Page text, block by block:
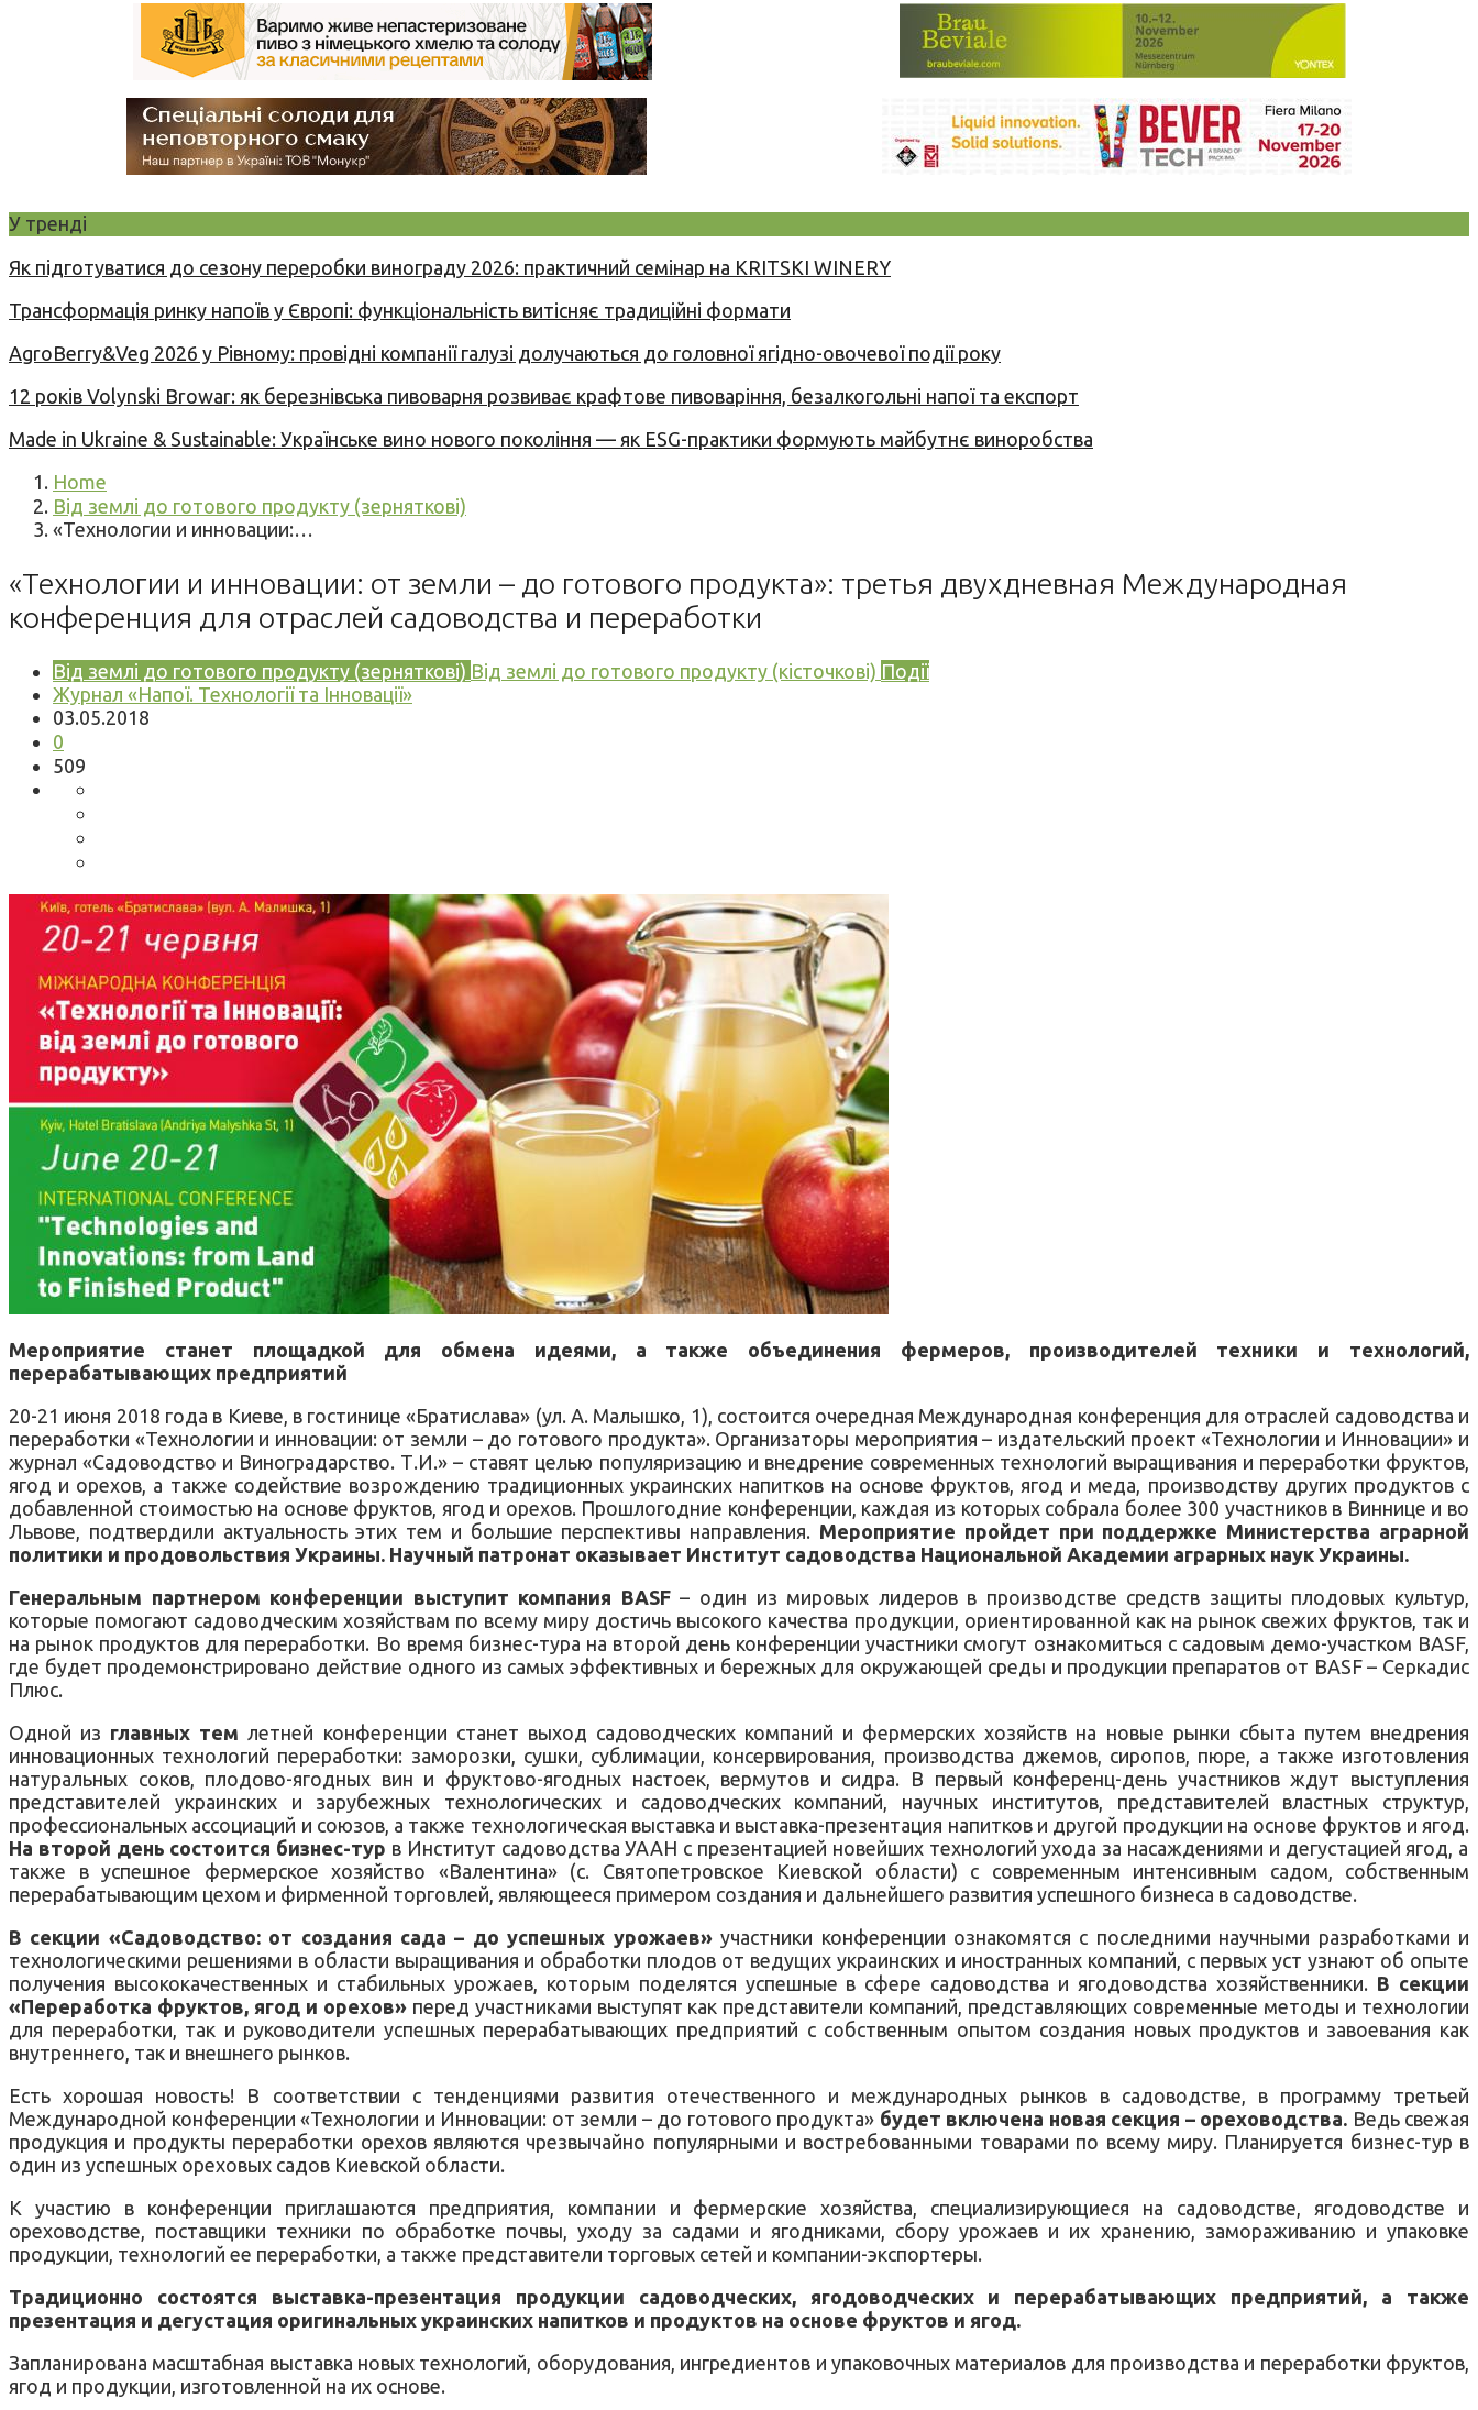
У тренді
Як підготуватися до сезону переробки винограду 2026: практичний семінар на KRITSKI WINERY
Трансформація ринку напоїв у Європі: функціональність витісняє традиційні формати
AgroBerry&Veg 2026 у Рівному: провідні компанії галузі долучаються до головної ягідно-овочевої події року
12 років Volynski Browar: як березнівська пивоварня розвиває крафтове пивоваріння, безалкогольні напої та експорт
Made in Ukraine & Sustainable: Українське вино нового покоління — як ESG-практики формують майбутнє виноробства
Home
Від землі до готового продукту (зерняткові)
«Технологии и инновации:…
«Технологии и инновации: от земли – до готового продукта»: третья двухдневная Международная
конференция для отраслей садоводства и переработки
Від землі до готового продукту (зерняткові) Від землі до готового продукту (кісточкові) Події
Журнал «Напої. Технології та Інновації»
03.05.2018
0
509
Мероприятие станет площадкой для обмена идеями, а также объединения фермеров, производителей техники и технологий,
перерабатывающих предприятий
20-21 июня 2018 года в Киеве, в гостинице «Братислава» (ул. А. Малышко, 1), состоится очередная Международная конференция для отраслей садоводства и
переработки «Технологии и инновации: от земли – до готового продукта». Организаторы мероприятия – издательский проект «Технологии и Инновации» и
журнал «Садоводство и Виноградарство. Т.И.» – ставят целью популяризацию и внедрение современных технологий выращивания и переработки фруктов,
ягод и орехов, а также содействие возрождению традиционных украинских напитков на основе фруктов, ягод и меда, производству других продуктов с
добавленной стоимостью на основе фруктов, ягод и орехов. Прошлогодние конференции, каждая из которых собрала более 300 участников в Виннице и во
Львове, подтвердили актуальность этих тем и большие перспективы направления. Мероприятие пройдет при поддержке Министерства аграрной
политики и продовольствия Украины. Научный патронат оказывает Институт садоводства Национальной Академии аграрных наук Украины.
Генеральным партнером конференции выступит компания BASF– один из мировых лидеров в производстве средств защиты плодовых культур,
которые помогают садоводческим хозяйствам по всему миру достичь высокого качества продукции, ориентированной как на рынок свежих фруктов, так и
на рынок продуктов для переработки. Во время бизнес-тура на второй день конференции участники смогут ознакомиться с садовым демо-участком BASF,
где будет продемонстрировано действие одного из самых эффективных и бережных для окружающей среды и продукции препаратов от BASF – Серкадис
Плюс.
Одной из главных тем летней конференции станет выход садоводческих компаний и фермерских хозяйств на новые рынки сбыта путем внедрения
инновационных технологий переработки: заморозки, сушки, сублимации, консервирования, производства джемов, сиропов, пюре, а также изготовления
натуральных соков, плодово-ягодных вин и фруктово-ягодных настоек, вермутов и сидра. В первый конференц-день участников ждут выступления
представителей украинских и зарубежных технологических и садоводческих компаний, научных институтов, представителей властных структур,
профессиональных ассоциаций и союзов, а также технологическая выставка и выставка-презентация напитков и другой продукции на основе фруктов и ягод.
На второй день состоится бизнес-тур в Институт садоводства УААН с презентацией новейших технологий ухода за насаждениями и дегустацией ягод, а
также в успешное фермерское хозяйство «Валентина» (с. Святопетровское Киевской области) с современным интенсивным садом, собственным
перерабатывающим цехом и фирменной торговлей, являющееся примером создания и дальнейшего развития успешного бизнеса в садоводстве.
В секции «Садоводство: от создания сада – до успешных урожаев»участники конференции ознакомятся с последними научными разработками и
технологическими решениями в области выращивания и обработки плодов от ведущих украинских и иностранных компаний, с первых уст узнают об опыте
получения высококачественных и стабильных урожаев, которым поделятся успешные в сфере садоводства и ягодоводства хозяйственники. В секции
«Переработка фруктов, ягод и орехов» перед участниками выступят как представители компаний, представляющих современные методы и технологии
для переработки, так и руководители успешных перерабатывающих предприятий с собственным опытом создания новых продуктов и завоевания как
внутреннего, так и внешнего рынков.
Есть хорошая новость! В соответствии с тенденциями развития отечественного и международных рынков в садоводстве, в программу третьей
Международной конференции «Технологии и Инновации: от земли – до готового продукта» будет включена новая секция – ореховодства. Ведь свежая
продукция и продукты переработки орехов являются чрезвычайно популярными и востребованными товарами по всему миру. Планируется бизнес-тур в
один из успешных ореховых садов Киевской области.
К участию в конференции приглашаются предприятия, компании и фермерские хозяйства, специализирующиеся на садоводстве, ягодоводстве и
ореховодстве, поставщики техники по обработке почвы, уходу за садами и ягодниками, сбору урожаев и их хранению, замораживанию и упаковке
продукции, технологий ее переработки, а также представители торговых сетей и компании-экспортеры.
Традиционно состоятся выставка-презентация продукции садоводческих, ягодоводческих и перерабатывающих предприятий, а также
презентация и дегустация оригинальных украинских напитков и продуктов на основе фруктов и ягод.
Запланирована масштабная выставка новых технологий, оборудования, ингредиентов и упаковочных материалов для производства и переработки фруктов,
ягод и продукции, изготовленной на их основе.